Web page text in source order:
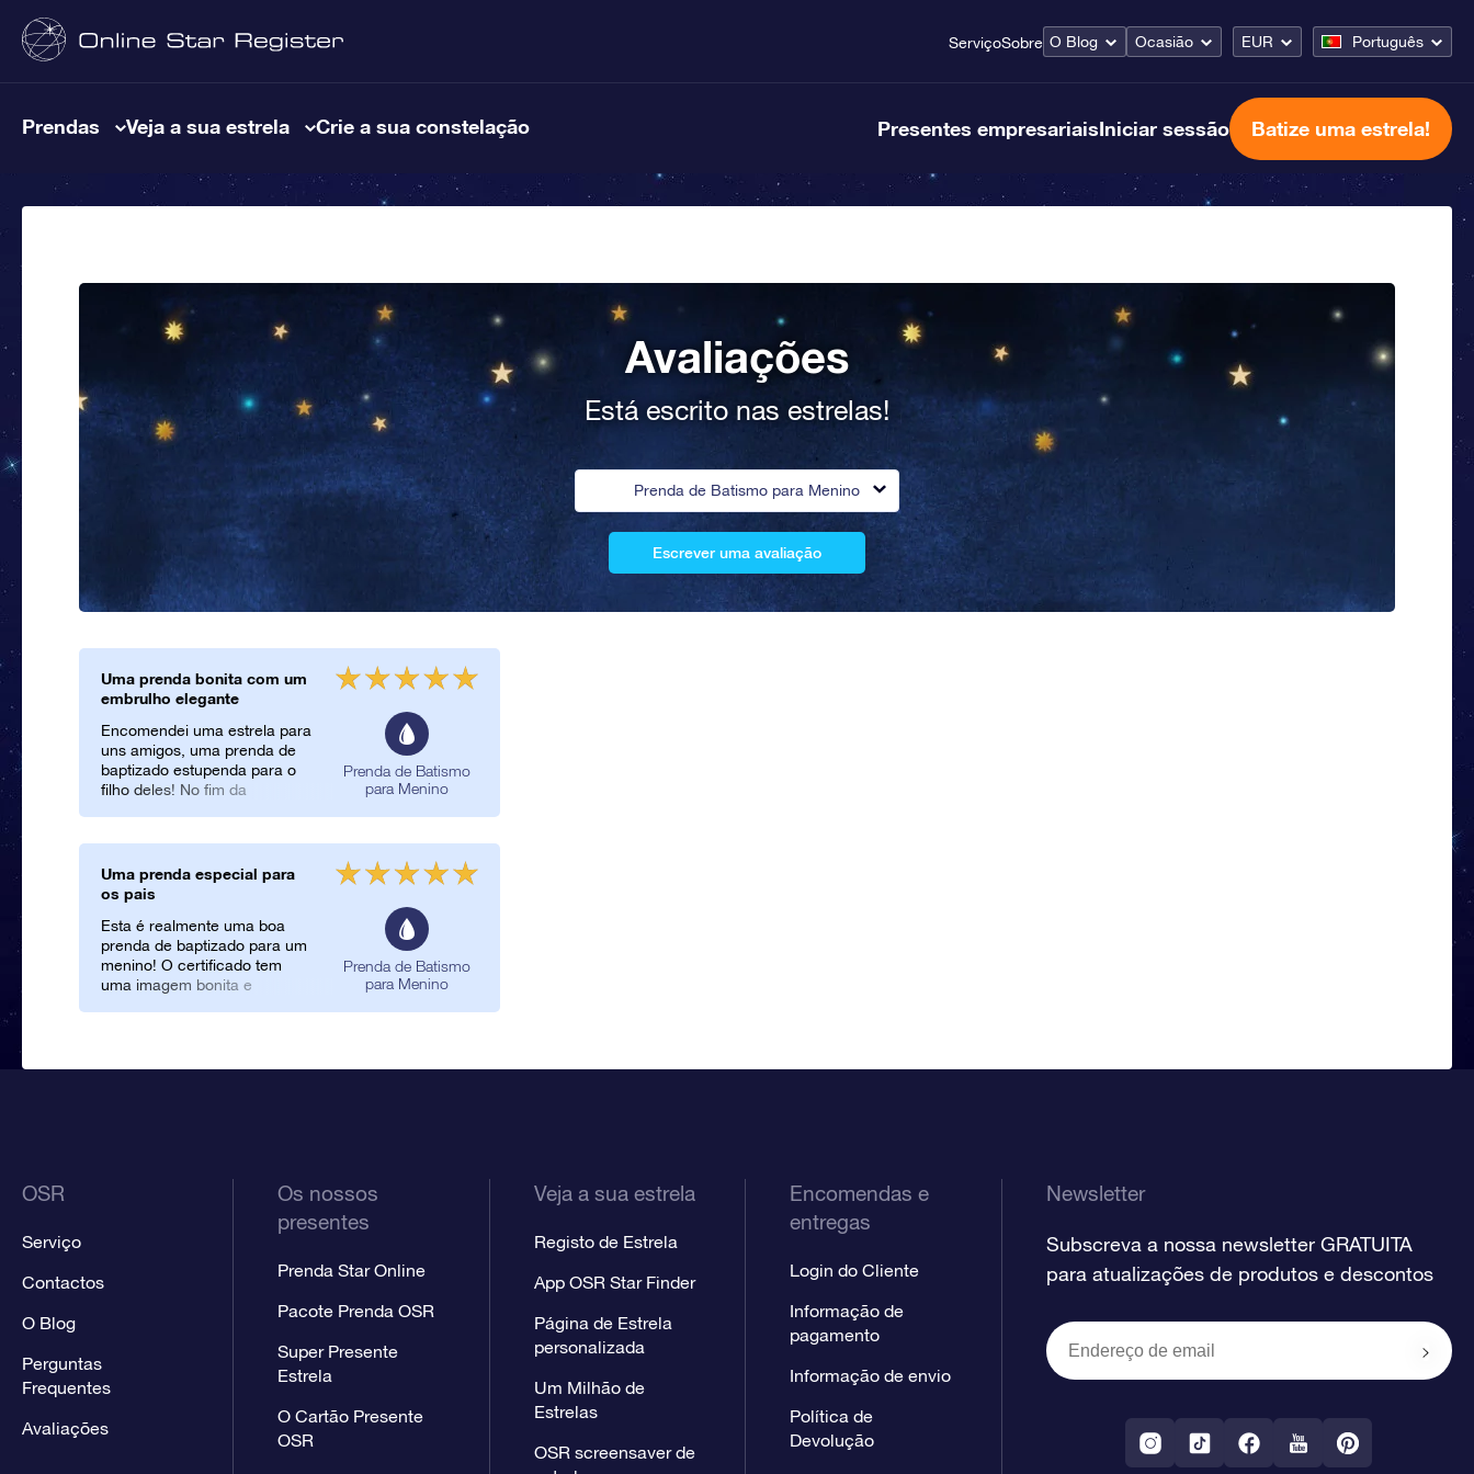
ServiçoSobre O Blog Ocasião EUR Português
Prendas Veja a sua estrela Crie a sua constelação Presentes empresariaisIniciar sessão Batize uma estrela!
Avaliações
Está escrito nas estrelas!
Prenda de Batismo para Menino
Escrever uma avaliação
Uma prenda bonita com um
embrulho elegante
Encomendei uma estrela para
uns amigos, uma prenda de
baptizado estupenda para o
filho deles! No fim da
profundamente comovidos.
Escrevi um poema pessoal no
cartão, o que tornou a prenda
ainda mais especial. É uma
prenda bonita com um
embrulho elegante, OSR!
Prenda de Batismo
para Menino
Uma prenda especial para
os pais
Esta é realmente uma boa
prenda de baptizado para um
menino! O certificado tem
uma imagem bonita e
Prenda de Batismo
para Menino
OSR
Serviço
Contactos
O Blog
Perguntas
Frequentes
Avaliações
Os nossos
presentes
Prenda Star Online
Pacote Prenda OSR
Super Presente
Estrela
O Cartão Presente
OSR
Veja a sua estrela
Registo de Estrela
App OSR Star Finder
Página de Estrela
personalizada
Um Milhão de
Estrelas
OSR screensaver de
Encomendas e
entregas
Login do Cliente
Informação de
pagamento
Informação de envio
Política de
Devolução
Newsletter
Subscreva a nossa newsletter GRATUITA
para atualizações de produtos e descontos